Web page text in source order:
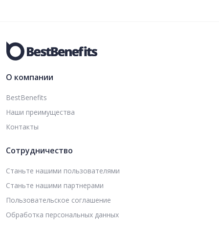
О компании
BestBenefits
Наши преимущества
Контакты
Сотрудничество
Станьте нашими пользователями
Станьте нашими партнерами
Пользовательское соглашение
Обработка персональных данных